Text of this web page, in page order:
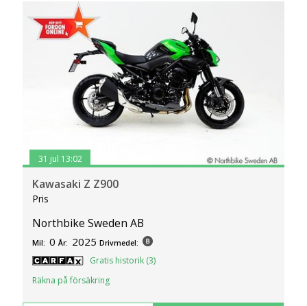
31 jul 13:02
Kawasaki Z Z900
Pris
Northbike Sweden AB
Mil: 0 År: 2025 Drivmedel:
Gratis historik (3)
Räkna på försäkring